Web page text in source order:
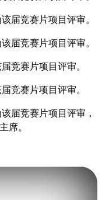
届竞赛片项目评审。
届竞赛片项目评审。
竞赛片项目评审。
竞赛片项目评审。
届竞赛片项目评审，
席。